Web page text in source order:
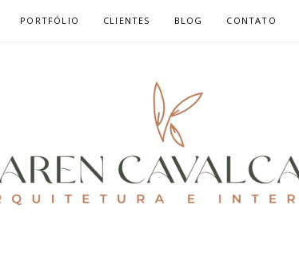
PORTFÓLIO CLIENTES BLOG CONTATO